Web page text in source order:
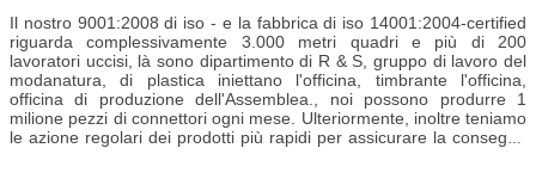
Il nostro 9001:2008 di iso - e la fabbrica di iso 14001:2004-certified
riguarda complessivamente 3.000 metri quadri e più di 200
lavoratori uccisi, là sono dipartimento di R & S, gruppo di lavoro del
modanatura, di plastica iniettano l'officina, timbrante l'officina,
officina di produzione dell'Assemblea., noi possono produrre 1
milione pezzi di connettori ogni mese. Ulteriormente, inoltre teniamo
le azione regolari dei prodotti più rapidi per assicurare la consegna